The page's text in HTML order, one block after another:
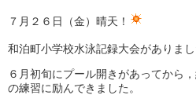
７月２６日（金）晴天！
和泊町小学校水泳記録大会がありまし
６月初旬にプール開きがあってから
の練習に励んできました。